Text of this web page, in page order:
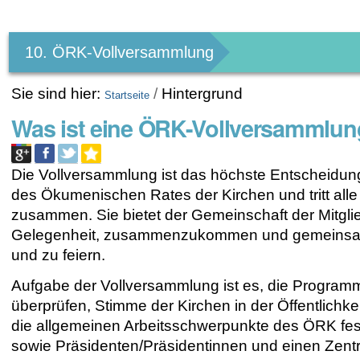
Werkzeuge
10. ÖRK-Vollversammlung
Sie sind hier: Startseite / Hintergrund
Was ist eine ÖRK-
Die Vollversammlung ist das höchste
des Ökumenischen Rates der Kirchen und tritt
zusammen. Sie bietet der Gemeinschaft der
Gelegenheit, zusammenzukommen und
und zu feiern.
Aufgabe der Vollversammlung ist es, die
überprüfen, Stimme der Kirchen in der
die allgemeinen Arbeitsschwerpunkte des ÖRK
sowie Präsidenten/Präsidentinnen und einen